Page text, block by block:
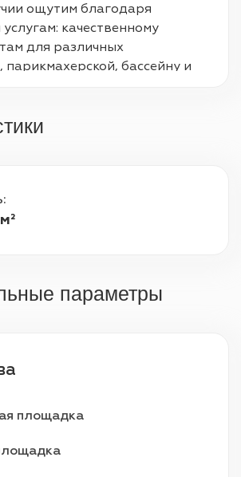
ощутим благодаря
качественному
для различных
бассейну и
для велосипедов
включая уборку номеров,
и общее обслуживание для
:
параметры
площадка